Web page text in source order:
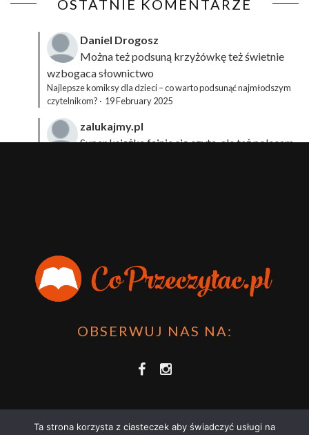
OSTATNIE KOMENTARZE
Daniel Drogosz
Można też podsuną krzyżówkęteż świetnie
wzbogaca słownictwo
Najlepsze komiksy dla dzieci – co warto podsunąć najmłodszym
czytelnikom? · 19 February 2025
zalukajmy.pl
Super książka fajnie się czyta, ale też polecam
Planer Książkary – ten gadżet powinien mieć każdy
książkoholik!
8 December 2023
OBSERWUJ NAS NA:
Ta strona korzysta z ciasteczek aby świadczyć usługi na